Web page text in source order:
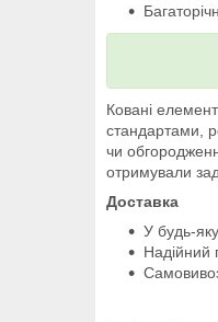
Ковані
стандартами,
чи
отримували
Доставка
У будь-
Надійний